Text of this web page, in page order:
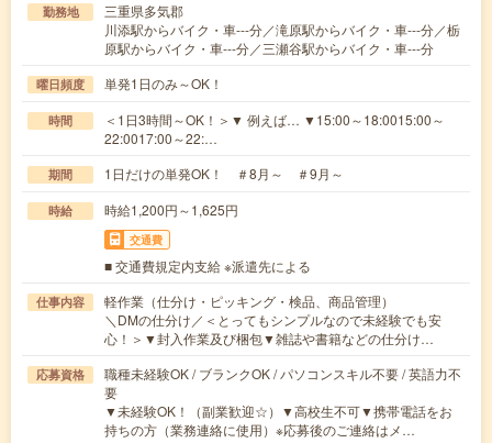
勤務地
三重県多気郡
川添駅からバイク・車---分／滝原駅からバイク・車---分／栃
原駅からバイク・車---分／三瀬谷駅からバイク・車---分
曜日頻度 単発1日のみ～OK！
時間
＜1日3時間～OK！＞▼ 例えば… ▼15:00～18:0015:00～
22:0017:00～22:…
期間 1日だけの単発OK！ ＃8月～ ＃9月～
時給 時給1,200円～1,625円
交通費
■ 交通費規定内支給 ※派遣先による
仕事内容
軽作業（仕分け・ピッキング・検品、商品管理）
＼DMの仕分け／＜とってもシンプルなので未経験でも安
心！＞▼封入作業及び梱包▼雑誌や書籍などの仕分け…
応募資格
職種未経験OK / ブランクOK / パソコンスキル不要 / 英語力不
要
▼未経験OK！（副業歓迎☆）▼高校生不可▼携帯電話をお
持ちの方（業務連絡に使用）※応募後のご連絡はメ…